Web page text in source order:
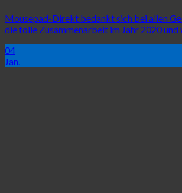
Mousepad-Direkt bedankt sich bei allen
die tolle Zusammenarbeit im Jahr 2020 und
04
Jan.